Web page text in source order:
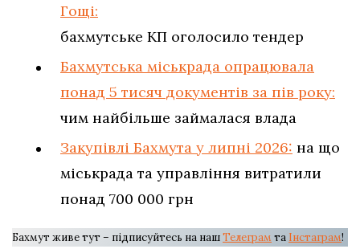
Гощі:
бахмутське КП оголосило тендер
Бахмутська міськрада опрацювала
понад 5 тисяч документів за пів року:
чим найбільше займалася влада
Закупівлі Бахмута у липні 2026: на що
міськрада та управління витратили
понад 700 000 грн
Бахмут живе тут – підписуйтесь на нашТелеграм та Інстаграм!